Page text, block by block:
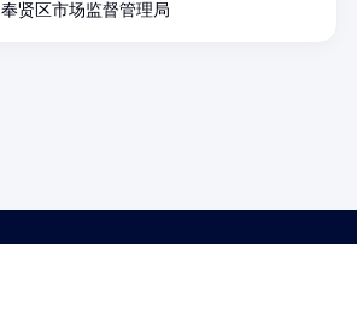
奉贤区市场监督管理局